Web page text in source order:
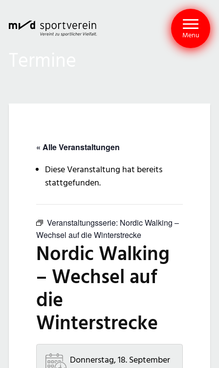
Menu
« Alle Veranstaltungen
Diese Veranstaltung hat bereits
stattgefunden.
Veranstaltungsserie: Nordic Walking –
Wechsel auf die Winterstrecke
Nordic Walking
– Wechsel auf
die
Winterstrecke
Donnerstag, 18. September